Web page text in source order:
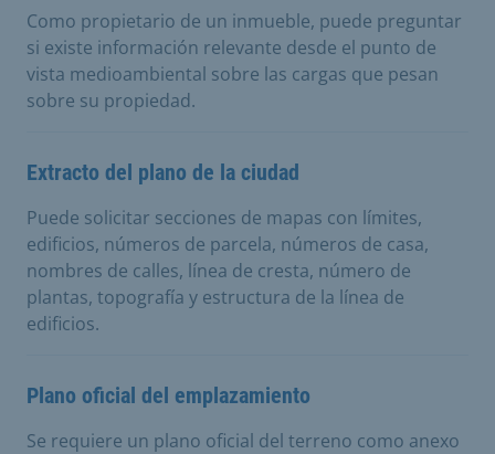
Como propietario de un inmueble, puede preguntar
si existe información relevante desde el punto de
vista medioambiental sobre las cargas que pesan
sobre su propiedad.
Extracto del plano de la ciudad
Puede solicitar secciones de mapas con límites,
edificios, números de parcela, números de casa,
nombres de calles, línea de cresta, número de
plantas, topografía y estructura de la línea de
edificios.
Plano oficial del emplazamiento
Se requiere un plano oficial del terreno como anexo